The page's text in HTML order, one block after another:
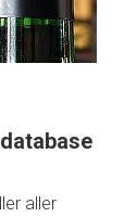
aller